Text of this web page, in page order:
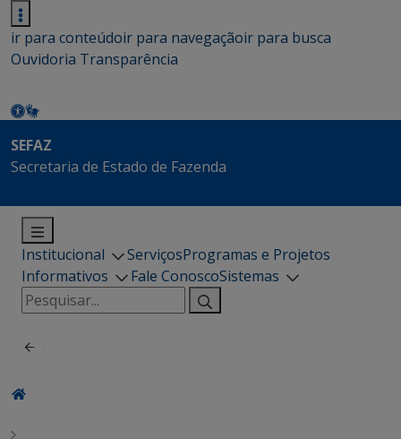
ir para conteúdoir para navegaçãoir para busca
Ouvidoria Transparência
SEFAZ
Secretaria de Estado de Fazenda
Institucional ServiçosProgramas e Projetos
Informativos
Fale ConoscoSistemas
Pesquisar
por: